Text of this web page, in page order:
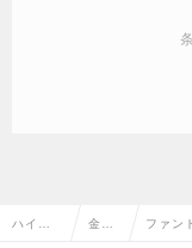
ハイク 金融 ファン